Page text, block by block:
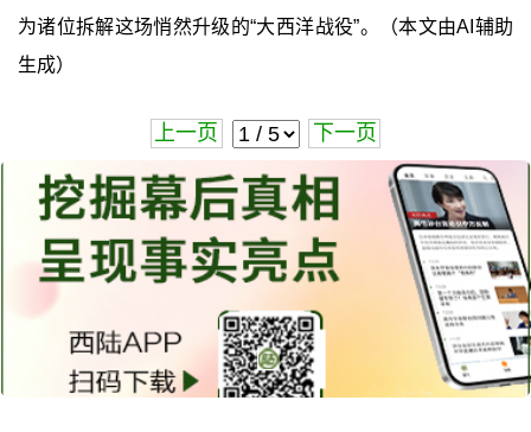
为诸位拆解这场悄然升级的“大西洋战役”。（本文由AI辅助
生成）
上一页 下一页